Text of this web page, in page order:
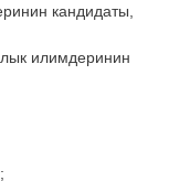
кандидаты,
илимдеринин